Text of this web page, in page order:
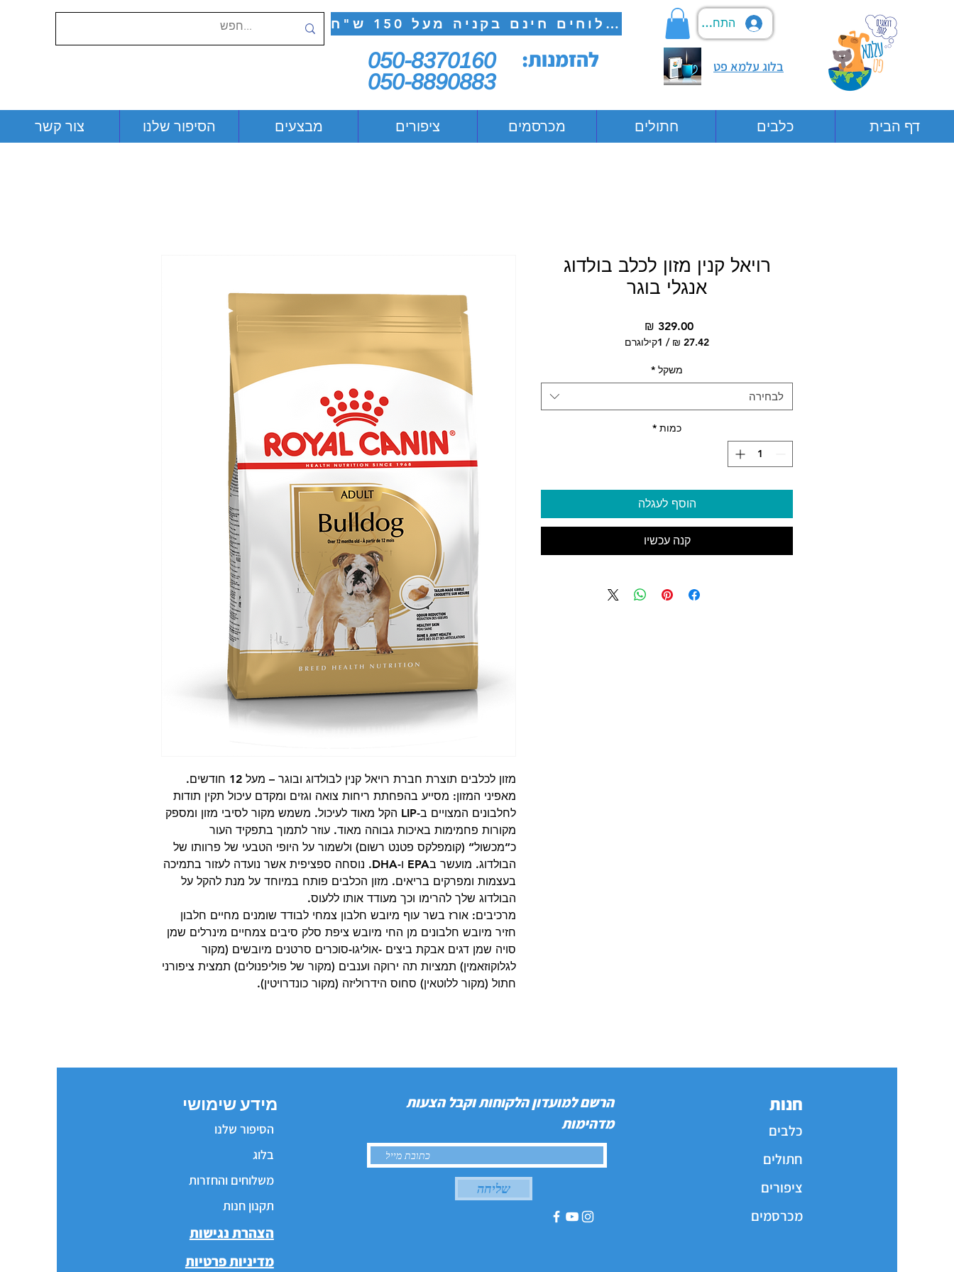
משלוחים חינם בקניה מעל 150 ש"ח
050-8370160
050-8890883
להזמנות:
התחבר
בלוג עלמא פט
צור קשר הסיפור שלנו מבצעים ציפורים מכרסמים חתולים כלבים דף הבית
מזון לכלבים תוצרת חברת רויאל קנין לבולדוג ובוגר – מעל 12 חודשים.
מאפיני המזון: מסייע בהפחתת ריחות צואה וגזים ומקדם עיכול תקין תודות
לחלבונים המצויים ב-LIP הקל מאוד לעיכול. משמש מקור לסיבי מזון ומספק
מקורות פחמימות באיכות גבוהה מאוד. עוזר לתמוך בתפקיד העור
כ”מכשול” (קומפלקס פטנט רשום) ולשמור על היופי הטבעי של פרוותו של
הבולדוג. מועשר בEPA ו-DHA. נוסחה ספציפית אשר נועדה לעזור בתמיכה
בעצמות ומפרקים בריאים. מזון הכלבים פותח במיוחד על מנת להקל על
הבולדוג שלך להרימו וכך מעודד אותו ללעוס.
מרכיבים: אורז בשר עוף מיובש חלבון צמחי לבודד שומנים מחיים חלבון
חזיר מיובש חלבונים מן החי מיובש ציפת סלק סיבים צמחיים מינרלים שמן
סויה שמן דגים אבקת ביצים -אוליגו-סוכרים סרטנים מיובשים (מקור
לגלוקוזאמין) תמציות תה ירוקה וענבים (מקור של פוליפנולים) תמצית ציפורני
חתול (מקור ללוטאין) סחוס הידרוליזה (מקור כונדרויטין).
רויאל קנין מזון לכלב בולדוג
אנגלי בוגר
‏329.00 ‏₪
/ 1קילוגרם
לכל
1
משקל *
לבחירה
כמות *
הוסף לעגלה
קנה עכשיו
מידע שימושי
הסיפור שלנו
בלוג
משלוחים והחזרות
תקנון חנות
הצהרת נגישות
מדיניות פרטיות
הרשם למועדון הלקוחות וקבל הצעות
מדהימות
שליחה
חנות
כלבים
חתולים
ציפורים
מכרסמים